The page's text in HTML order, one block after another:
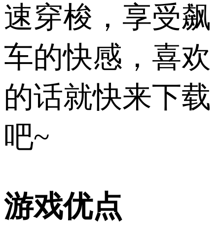
速穿梭，享受飙
车的快感，喜欢
的话就快来下载
吧~
游戏优点